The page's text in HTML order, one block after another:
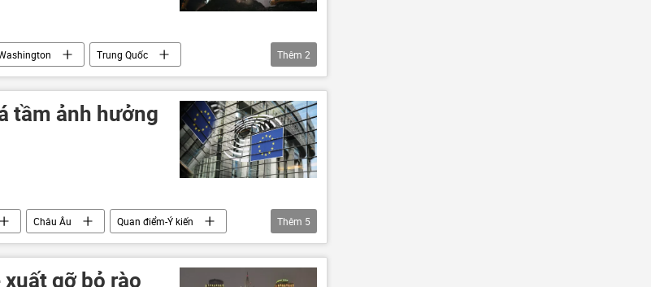
Trung Quốc
Thêm 2
tầm ảnh hưởng
Châu Âu
Quan điểm-Ý kiến
năng lượng
Thêm 5
gỡ bỏ rào